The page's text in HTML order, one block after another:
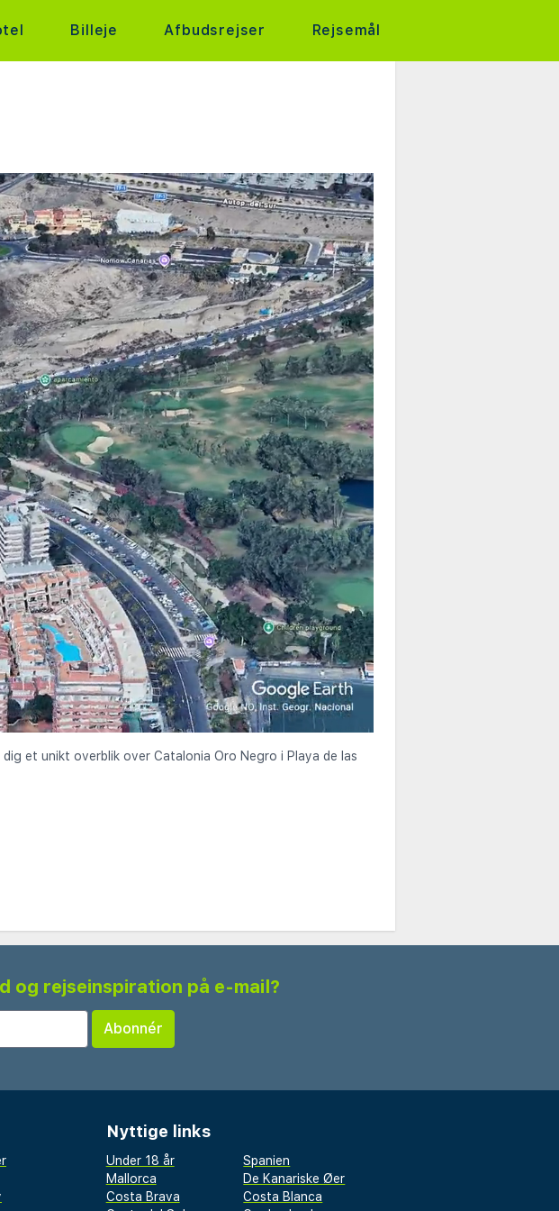
Billeje Afbudsrejser Rejsemål
et unikt overblik over Catalonia Oro Negro i Playa de las
og rejseinspiration på e-mail?
Nyttige links
Under 18 år
Spanien
Mallorca
De Kanariske Øer
Costa Brava
Costa Blanca